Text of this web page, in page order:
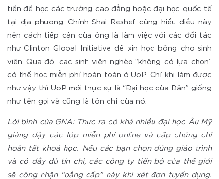
tiền để học các trường cao đẳng hoặc đại học quốc tế
tại địa phương. Chính Shai Reshef cũng hiểu điều này
nên cách tiếp cận của ông là làm việc với các đối tác
như Clinton Global Initiative để xin học bổng cho sinh
viên. Qua đó, các sinh viên nghèo “không có lựa chọn”
có thể học miễn phí hoàn toàn ở UoP. Chỉ khi làm được
như vậy thì UoP mới thực sự là “Đại học của Dân” giống
như tên gọi và cũng là tôn chỉ của nó.
Lời bình của GNA: Thực ra có khá nhiều đại học Âu Mỹ
giảng dậy các lớp miễn phí online và cấp chứng chỉ
hoản tất khoá học. Nếu các bạn chọn đúng giáo trình
và có đầy đủ tín chỉ, các công ty tiến bộ của thế giới
sẽ công nhận “bằng cấp” này khi xét đơn tuyển dụng.